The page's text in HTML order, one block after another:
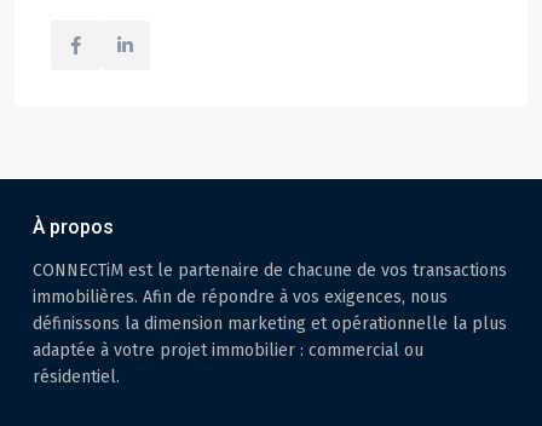
À propos
CONNECTiM est le partenaire de chacune de vos transactions
immobilières. Afin de répondre à vos exigences, nous
définissons la dimension marketing et opérationnelle la plus
adaptée à votre projet immobilier : commercial ou
résidentiel.